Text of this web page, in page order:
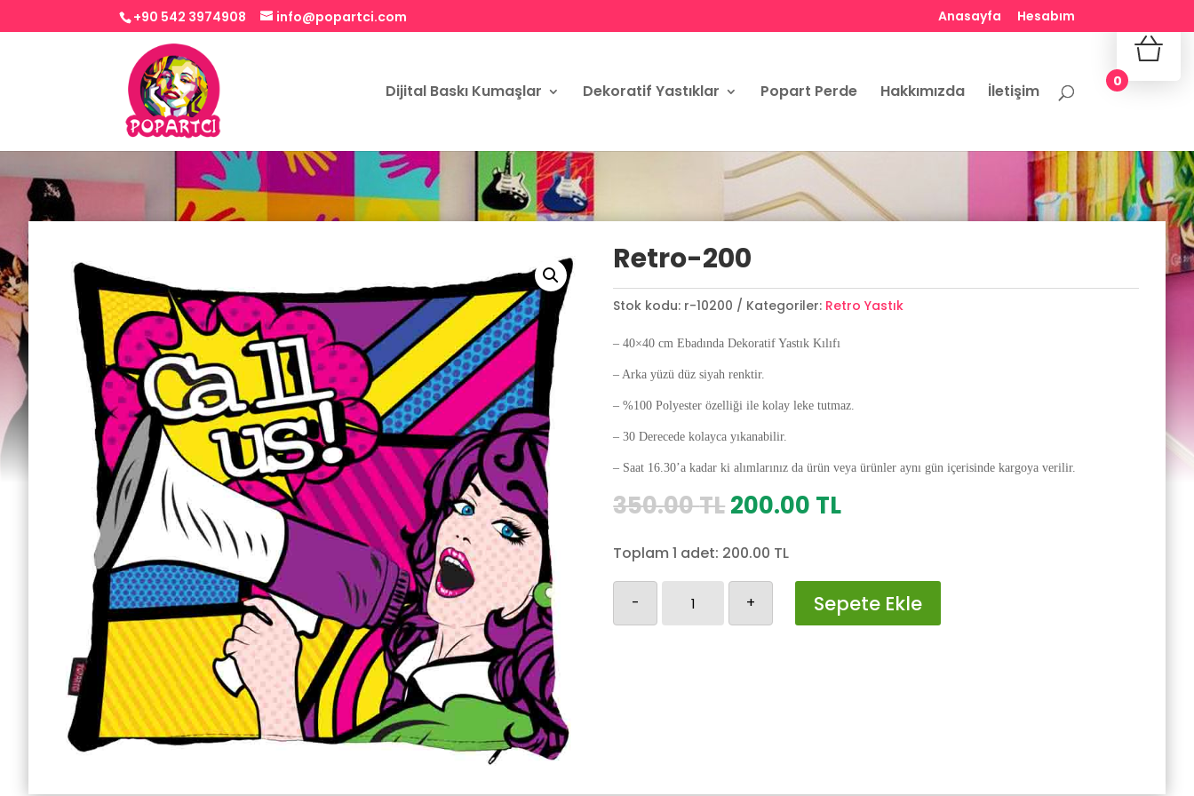
+90 542 3974908 info@popartci.com Anasayfa Hesabım
Dijital Baskı Kumaşlar Dekoratif Yastıklar Popart Perde Hakkımızda İletişim
Retro-200
Stok kodu: r-10200 Kategoriler: Retro Yastık
– 40×40 cm Ebadında Dekoratif Yastık Kılıfı
– Arka yüzü düz siyah renktir.
– %100 Polyester özelliği ile kolay leke tutmaz.
– 30 Derecede kolayca yıkanabilir.
– Saat 16.30’a kadar ki alımlarınız da ürün veya ürünler aynı gün içerisinde kargoya verilir.
350.00TLOrijinal
350.00 TL.
200.00 TLŞu
200.00 TL.
Toplam 1 adet: 200.00 TL
- + Sepete Ekle
0